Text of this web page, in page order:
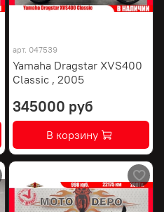
арт. 047539
Yamaha Dragstar XVS400
Classic , 2005
345000 руб
В корзину